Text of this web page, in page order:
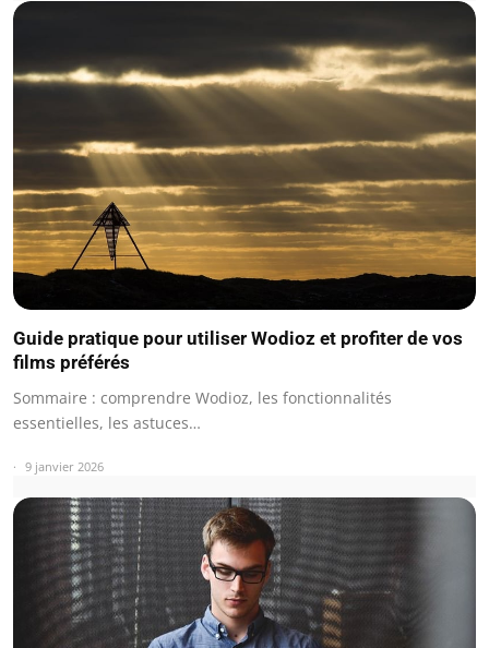
Guide pratique pour utiliser Wodioz et profiter de vos
films préférés
Sommaire : comprendre Wodioz, les fonctionnalités
essentielles, les astuces…
9 janvier 2026